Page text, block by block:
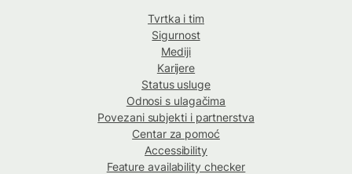
Tvrtka i tim
Sigurnost
Mediji
Karijere
Status usluge
Odnosi s ulagačima
Povezani subjekti i partnerstva
Centar za pomoć
Accessibility
Feature availability checker